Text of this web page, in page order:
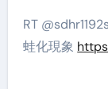
RT
蛙化現象